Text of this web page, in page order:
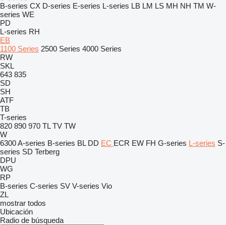
B-series CX D-series E-series L-series LB LM LS MH NH TM W-
series WE
PD
L-series RH
EB
1100 Series 2500 Series 4000 Series
RW
SKL
643 835
SD
SH
ATF
TB
T-series
820 890 970 TL TV TW
W
6300A-series B-series BL DD EC ECR EW FH G-series L-series S-
series SD Terberg
DPU
WG
RP
B-series C-series SV V-series Vio
ZL
mostrar todos
Ubicación
Radio de búsqueda